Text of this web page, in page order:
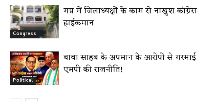
Congress
मप्र में जिलाध्यक्षों के काम से नाखुश कांग्रेस
हाईकमान
Political
बाबा साहब के अपमान के आरोपों से गरमाई
एमपी की राजनीति!